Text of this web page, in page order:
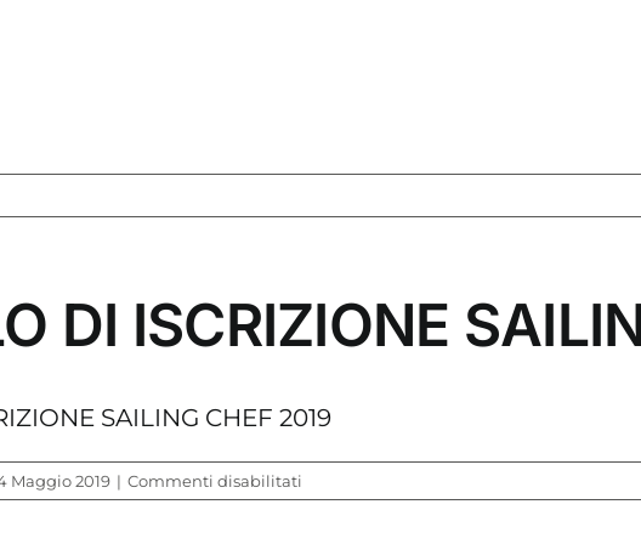
DI ISCRIZIONE
SAILING CHEF 2019
Maggio 2019 | Commenti disabilitati
MODULO